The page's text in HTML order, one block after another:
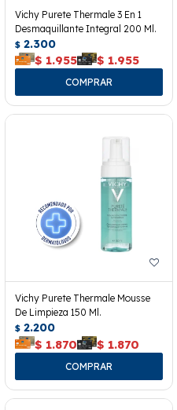
Vichy Purete Thermale 3 En 1
Desmaquillante Integral 200 Ml.
$ 2.300
$ 1.955 $ 1.955
Vichy Purete Thermale Mousse
De Limpieza 150 Ml.
$ 2.200
$ 1.870 $ 1.870